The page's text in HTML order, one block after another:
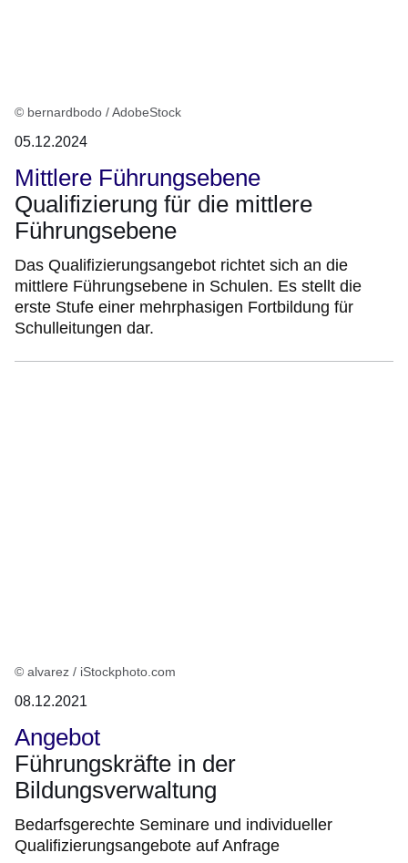
© bernardbodo / AdobeStock
05.12.2024
Mittlere Führungsebene
Qualifizierung für die mittlere
Führungsebene
Das Qualifizierungsangebot richtet sich an die
mittlere Führungsebene in Schulen. Es stellt die
erste Stufe einer mehrphasigen Fortbildung für
Schulleitungen dar.
© alvarez / iStockphoto.com
08.12.2021
Angebot
Führungskräfte in der
Bildungsverwaltung
Bedarfsgerechte Seminare und individueller
Qualifizierungsangebote auf Anfrage